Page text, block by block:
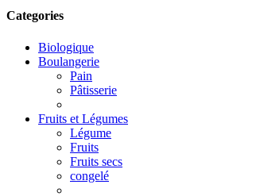
Categories
Biologique
Boulangerie
Pain
Pâtisserie
Fruits et Légumes
Légume
Fruits
Fruits secs
congelé